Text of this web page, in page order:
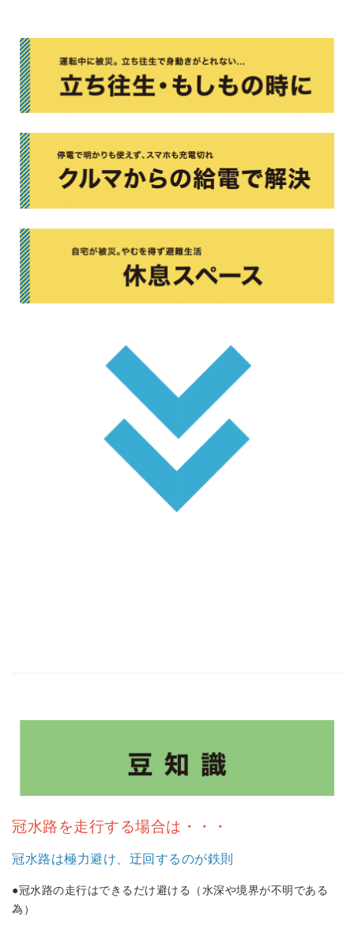
冠水路を走行する場合は・・・
冠水路は極力避け、迂回するのが鉄則
●冠水路の走行はできるだけ避ける（水深や境界が不明である
為）